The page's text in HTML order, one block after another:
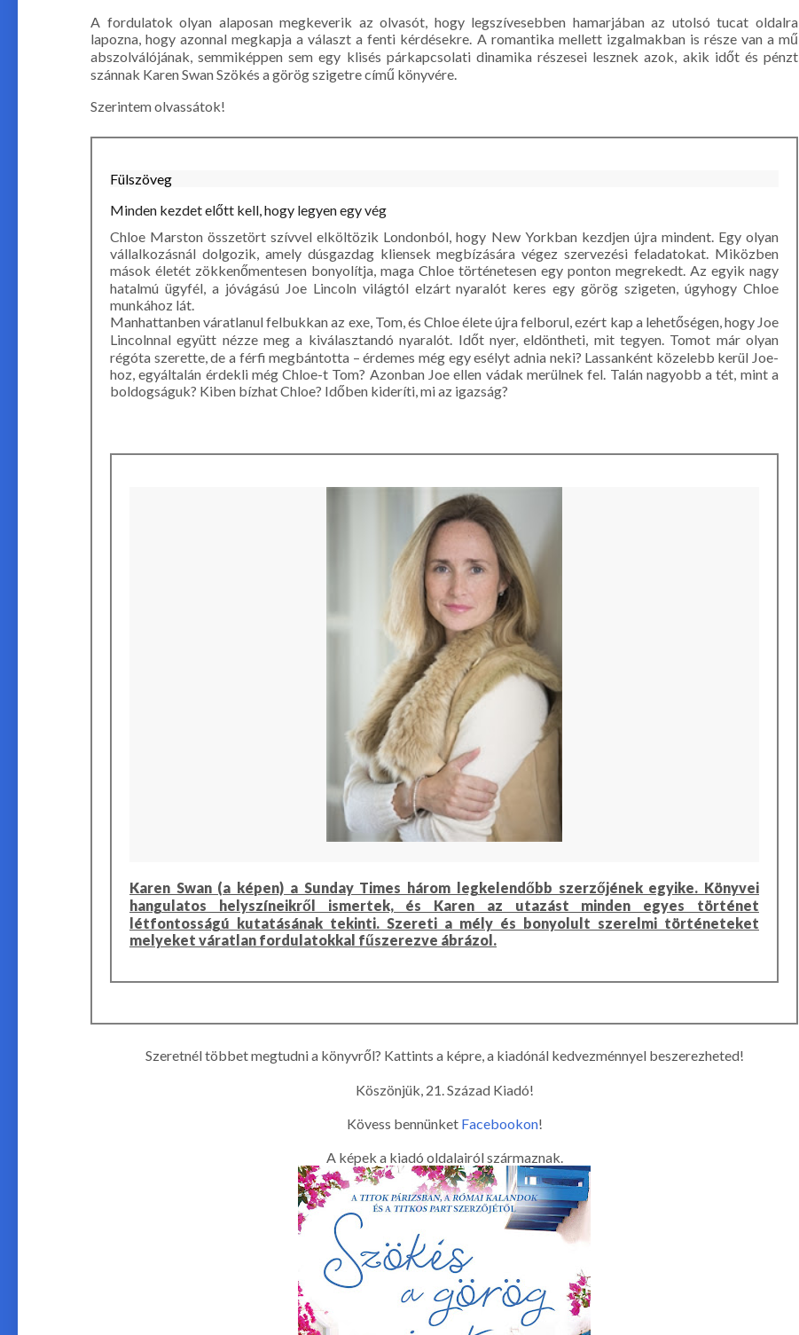
A fordulatok olyan alaposan megkeverik az olvasót, hogy legszívesebben hamarjában az utolsó tucat oldalra
lapozna, hogy azonnal megkapja a választ a fenti kérdésekre. A romantika mellett izgalmakban is része van a mű
abszolválójának, semmiképpen sem egy klisés párkapcsolati dinamika részesei lesznek azok, akik időt és pénzt
szánnak Karen Swan Szökés a görög szigetre című könyvére.
Szerintem olvassátok!
Fülszöveg
Minden kezdet előtt kell, hogy legyen egy vég
Chloe Marston összetört szívvel elköltözik Londonból, hogy New Yorkban kezdjen újra mindent. Egy olyan
vállalkozásnál dolgozik, amely dúsgazdag kliensek megbízására végez szervezési feladatokat. Miközben
mások életét zökkenőmentesen bonyolítja, maga Chloe történetesen egy ponton megrekedt. Az egyik nagy
hatalmú ügyfél, a jóvágású Joe Lincoln világtól elzárt nyaralót keres egy görög szigeten, úgyhogy Chloe
munkához lát.
Manhattanben váratlanul felbukkan az exe, Tom, és Chloe élete újra felborul, ezért kap a lehetőségen, hogy Joe
Lincolnnal együtt nézze meg a kiválasztandó nyaralót. Időt nyer, eldöntheti, mit tegyen. Tomot már olyan
régóta szerette, de a férfi megbántotta – érdemes még egy esélyt adnia neki? Lassanként közelebb kerül Joe-
hoz, egyáltalán érdekli még Chloe-t Tom? Azonban Joe ellen vádak merülnek fel. Talán nagyobb a tét, mint a
boldogságuk? Kiben bízhat Chloe? Időben kideríti, mi az igazság?
Karen Swan (a képen) a Sunday Times három legkelendőbb szerzőjének egyike. Könyvei
hangulatos helyszíneikről ismertek, és Karen az utazást minden egyes történet
létfontosságú kutatásának tekinti. Szereti a mély és bonyolult szerelmi történeteket
melyeket váratlan fordulatokkal fűszerezve ábrázol.
Szeretnél többet megtudni a könyvről? Kattints a képre, a kiadónál kedvezménnyel beszerezheted!
Köszönjük, 21. Század Kiadó!
Kövess bennünket Facebookon!
A képek a kiadó oldalairól származnak.